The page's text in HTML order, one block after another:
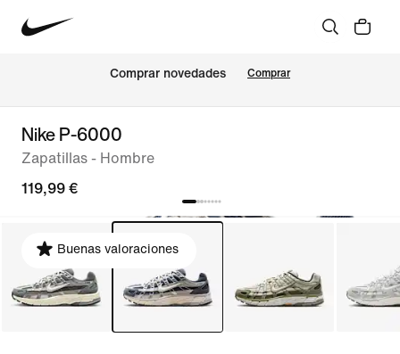
Comprar novedades Comprar
Nike P-6000
Zapatillas - Hombre
119,99 €
Buenas valoraciones